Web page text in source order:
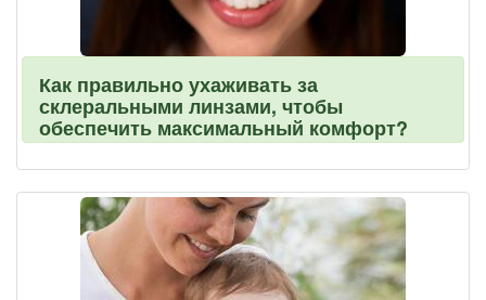
Как правильно ухаживать за
склеральными линзами, чтобы
обеспечить максимальный комфорт?